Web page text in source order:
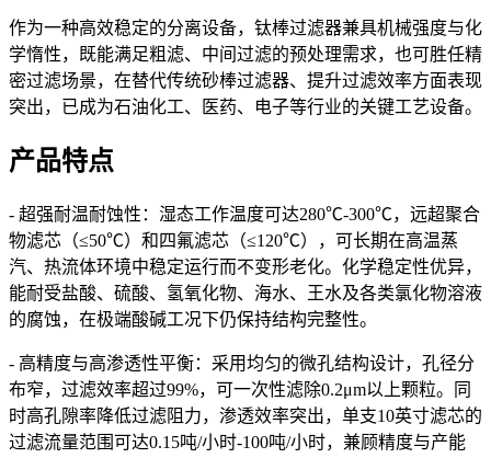
作为一种高效稳定的分离设备，钛棒过滤器兼具机械强度与化
学惰性，既能满足粗滤、中间过滤的预处理需求，也可胜任精
密过滤场景，在替代传统砂棒过滤器、提升过滤效率方面表现
突出，已成为石油化工、医药、电子等行业的关键工艺设备。
产品特点
- 超强耐温耐蚀性：湿态工作温度可达280℃-300℃，远超聚合
物滤芯（≤50℃）和四氟滤芯（≤120℃），可长期在高温蒸
汽、热流体环境中稳定运行而不变形老化。化学稳定性优异，
能耐受盐酸、硫酸、氢氧化物、海水、王水及各类氯化物溶液
的腐蚀，在极端酸碱工况下仍保持结构完整性。
- 高精度与高渗透性平衡：采用均匀的微孔结构设计，孔径分
布窄，过滤效率超过99%，可一次性滤除0.2μm以上颗粒。同
时高孔隙率降低过滤阻力，渗透效率突出，单支10英寸滤芯的
过滤流量范围可达0.15吨/小时-100吨/小时，兼顾精度与产能